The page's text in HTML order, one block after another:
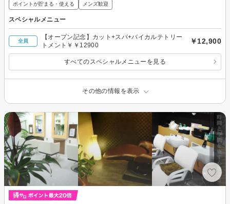
ポイントが貯まる・使える メンズ歓迎
スペシャルメニュー
全員
【オープン記念】カット+スパ+バイカルテトリー
トメント￥￥12900
￥12,900
すべてのスペシャルメニューを見る
その他の情報を表示